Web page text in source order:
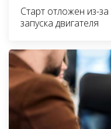
Старт отложен из-
запуска двигателя